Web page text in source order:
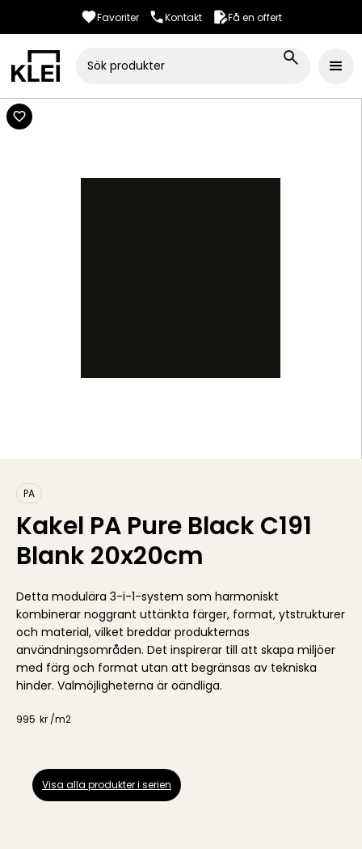
Favoriter Kontakt Få en offert
PA
Kakel PA Pure Black C191
Blank 20x20cm
Detta modulära 3-i-1-system som harmoniskt
kombinerar noggrant uttänkta färger, format, ytstrukturer
och material, vilket breddar produkternas
användningsområden. Det inspirerar till att skapa miljöer
med färg och format utan att begränsas av tekniska
hinder. Valmöjligheterna är oändliga.
995 kr /m2
Visa alla produkter i serien